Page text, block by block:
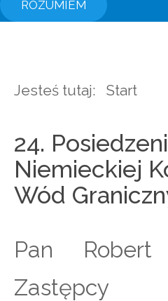
ROZUMIEM
Jesteś tutaj: Start
24.
Niemieckiej
Wód
Pan
Zastępcy